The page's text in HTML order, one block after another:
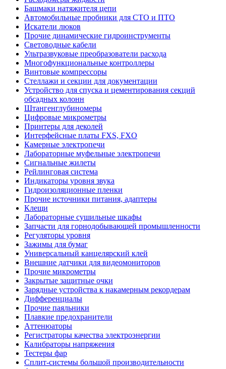
Башмаки натяжителя цепи
Автомобильные пробники для СТО и ПТО
Искатели люков
Прочие динамические гидроинструменты
Световодные кабели
Ультразвуковые преобразователи расхода
Многофункциональные контроллеры
Винтовые компрессоры
Стеллажи и секции для документации
Устройство для спуска и цементирования секций
обсадных колонн
Штангенглубиномеры
Цифровые микрометры
Принтеры для деколей
Интерфейсные платы FXS, FXO
Камерные электропечи
Лабораторные муфельные электропечи
Сигнальные жилеты
Рейлинговая система
Индикаторы уровня звука
Гидроизоляционные пленки
Прочие источники питания, адаптеры
Клещи
Лабораторные сушильные шкафы
Запчасти для горнодобывающей промышленности
Регуляторы уровня
Зажимы для бумаг
Универсальный канцелярский клей
Внешние датчики для видеомониторов
Прочие микрометры
Закрытые защитные очки
Зарядные устройства к накамерным рекордерам
Дифференциалы
Прочие паяльники
Плавкие предохранители
Аттенюаторы
Регистраторы качества электроэнергии
Калибраторы напряжения
Тестеры фар
Сплит-системы большой производительности